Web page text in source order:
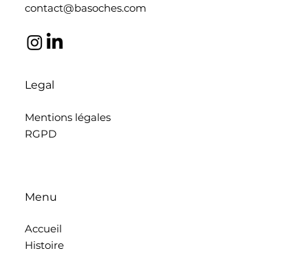
contact@basoches.com
Legal
Mentions légales
RGPD
Menu
Accueil
Histoire